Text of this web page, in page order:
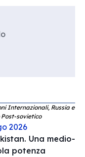
Internazionali, Russia e
Post-sovietico
2026
Una medio-
potenza